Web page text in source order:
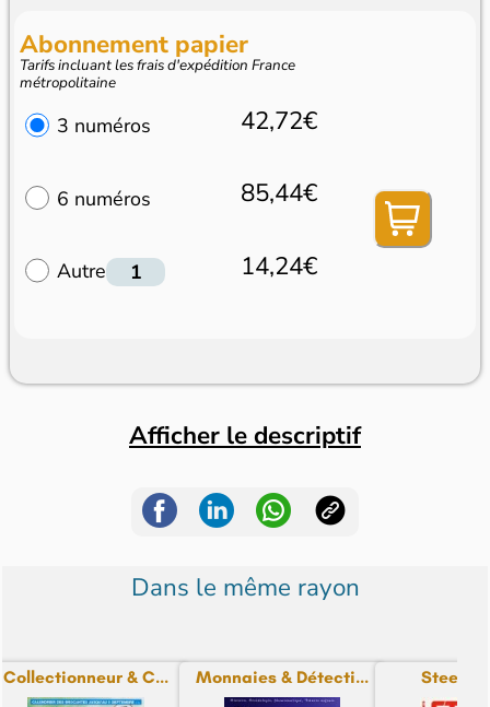
Abonnement papier
Tarifs incluant les frais d'expédition France
métropolitaine
3 numéros 42,72€
6 numéros 85,44€
Autre 14,24€
Afficher le descriptif
Dans le même rayon
Collectionneur & C... Monnaies & Détecti... Steel